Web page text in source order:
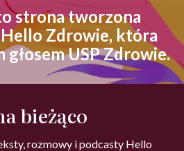
strona tworzona
Zdrowie, która
głosem USP Zdrowie.
bieżąco
rozmowy i podcasty Hello